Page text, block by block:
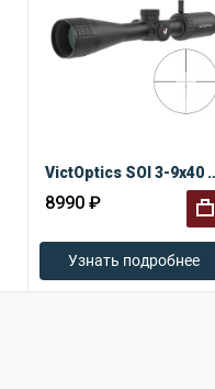
8990 ₽
Узнать подробнее